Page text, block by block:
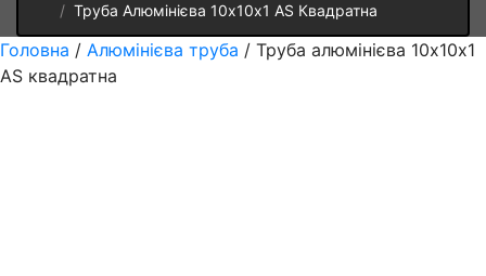
Труба Алюмінієва 10х10х1 AS Квадратна
Головна / Алюмінієва труба / Труба алюмінієва 10х10х1
AS квадратна